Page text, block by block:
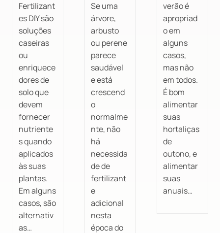
Fertilizant
es DIY são
soluções
caseiras
ou
enriquece
dores de
solo que
devem
fornecer
nutriente
s quando
aplicados
às suas
plantas.
Em alguns
casos, são
alternativ
as…
Se uma
árvore,
arbusto
ou perene
parece
saudável
e está
crescend
o
normalme
nte, não
há
necessida
de de
fertilizant
e
adicional
nesta
época do
verão é
apropriad
o em
alguns
casos,
mas não
em todos.
É bom
alimentar
suas
hortaliças
de
outono, e
alimentar
suas
anuais…